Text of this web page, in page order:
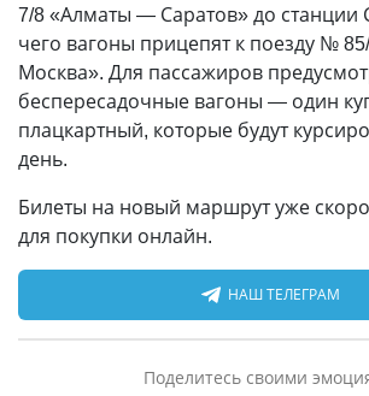
7/8 «Алматы — Саратов» до станции
чего вагоны прицепят к поезду №
Москва». Для пассажиров
беспересадочные вагоны — один
плацкартный, которые будут
день.
Билеты на новый маршрут уже
для покупки онлайн.
НАШ ТЕЛЕГРАМ
Поделитесь своими